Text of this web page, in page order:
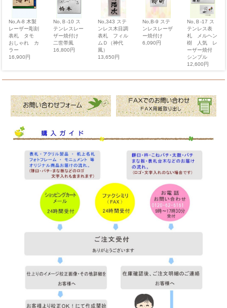
No,A-8 木製
レーザー彫刻
表札 タモ
おしゃれ カ
ラー
16,900円
No,Ｂ-10 ス
テンレスレー
ザー焼付け
二世帯風
16,800円
No,343 ステ
ンレス木目調
表札 フィル
ムＤ（神代
風）
13,650円
No,B-9 ステ
ンレスレーザ
ー焼付け
6,090円
No,Ｂ-17 ス
テンレス表
札 メルヘン
樹 人気 レ
ーザー焼付
シンプル
12,600円